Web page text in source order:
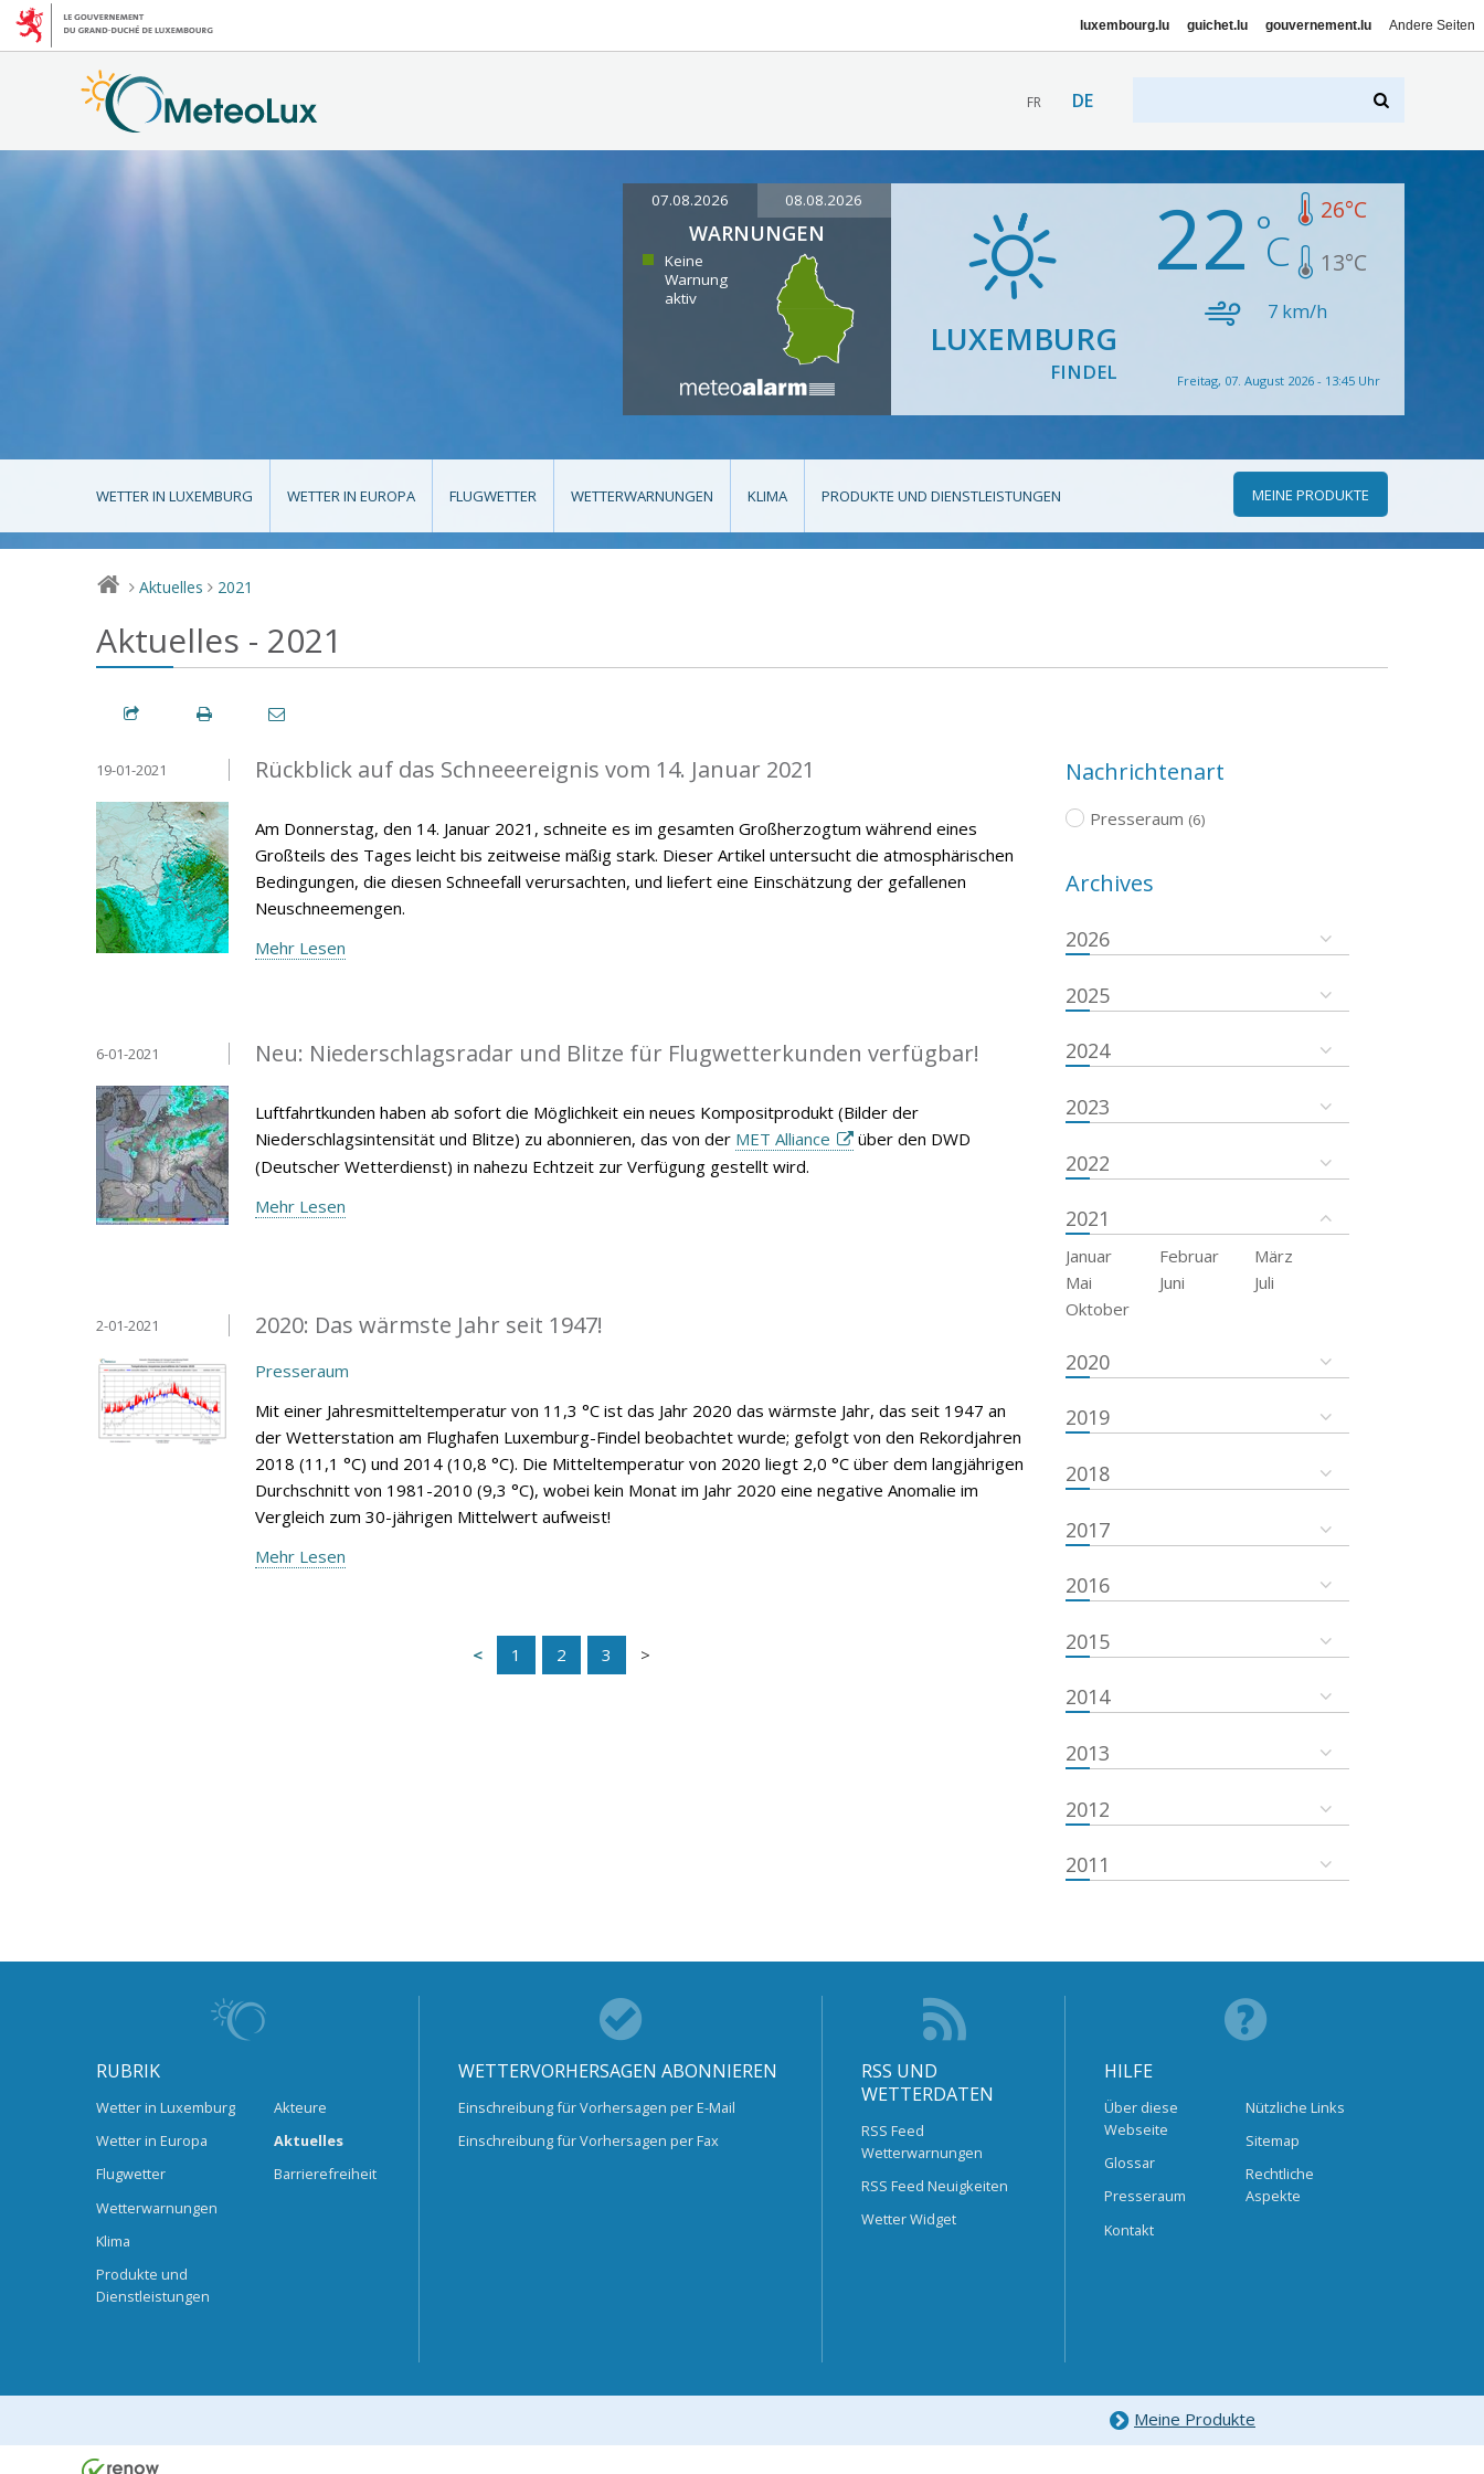
luxembourg.lu guichet.lu gouvernement.lu Andere Seiten
FR DE
07.08.2026 08.08.2026
WARNUNGEN
Keine
Warnung
aktiv
LUXEMBURG
FINDEL
22 26°C
13°C
7 km/h
Freitag, 07. August 2026 - 13:45 Uhr
WETTER IN LUXEMBURG WETTER IN EUROPA FLUGWETTER WETTERWARNUNGEN KLIMA PRODUKTE UND DIENSTLEISTUNGEN MEINE PRODUKTE
> Aktuelles > 2021
Aktuelles - 2021
Rückblick auf das Schneeereignis vom 14. Januar 2021
19-01-2021
Am Donnerstag, den 14. Januar 2021, schneite es im gesamten Großherzogtum während eines
Großteils des Tages leicht bis zeitweise mäßig stark. Dieser Artikel untersucht die atmosphärischen
Bedingungen, die diesen Schneefall verursachten, und liefert eine Einschätzung der gefallenen
Neuschneemengen.
Mehr Lesen
Neu: Niederschlagsradar und Blitze für Flugwetterkunden verfügbar!
6-01-2021
Luftfahrtkunden haben ab sofort die Möglichkeit ein neues Kompositprodukt (Bilder der
Niederschlagsintensität und Blitze) zu abonnieren, das von der MET Alliance
über den DWD
(Deutscher Wetterdienst) in nahezu Echtzeit zur Verfügung gestellt wird.
Mehr Lesen
2020: Das wärmste Jahr seit 1947!
2-01-2021
Presseraum
Mit einer Jahresmitteltemperatur von 11,3 °C ist das Jahr 2020 das wärmste Jahr, das seit 1947 an
der Wetterstation am Flughafen Luxemburg-Findel beobachtet wurde; gefolgt von den Rekordjahren
2018 (11,1 °C) und 2014 (10,8 °C). Die Mitteltemperatur von 2020 liegt 2,0 °C über dem langjährigen
Durchschnitt von 1981-2010 (9,3 °C), wobei kein Monat im Jahr 2020 eine negative Anomalie im
Vergleich zum 30-jährigen Mittelwert aufweist!
Mehr Lesen
1 2 3
Nachrichtenart
Presseraum (6)
Archives
2026
2025
2024
2023
2022
2021
Januar Februar
März
Mai
Juni
Juli
Oktober
2020
2019
2018
2017
2016
2015
2014
2013
2012
2011
RUBRIK
Wetter in Luxemburg
Wetter in Europa
Flugwetter
Wetterwarnungen
Klima
Produkte und
Dienstleistungen
Akteure
Aktuelles
Barrierefreiheit
WETTERVORHERSAGEN ABONNIEREN
Einschreibung für Vorhersagen per E-Mail
Einschreibung für Vorhersagen per Fax
RSS UND
WETTERDATEN
RSS Feed
Wetterwarnungen
RSS Feed Neuigkeiten
Wetter Widget
HILFE
Über diese
Webseite
Glossar
Presseraum
Kontakt
Nützliche Links
Sitemap
Rechtliche
Aspekte
Meine Produkte